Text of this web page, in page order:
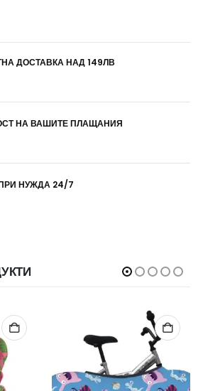
ДОСТАВКА НАД 149ЛВ
НА ВАШИТЕ ПЛАЩАНИЯ
НУЖДА 24/7